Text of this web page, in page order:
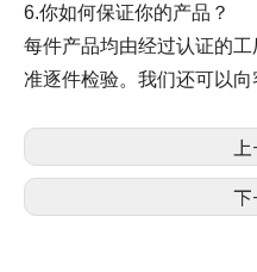
6.你如何保证你的产品？
每件产品均由经过认证的
准逐件检验。我们还可以向
下